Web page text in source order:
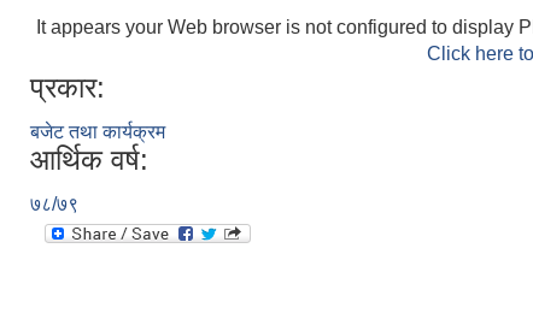
It appears your Web browser is not configured to display
Click here
प्रकार:
बजेट तथा कार्यक्रम
आर्थिक वर्ष:
७८/७९